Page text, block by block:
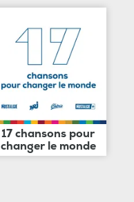
17 chansons pour
changer le monde